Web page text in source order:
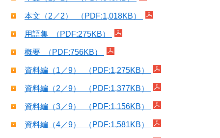
本文（2／2） （PDF:1,018KB）
用語集 （PDF:275KB）
概要 （PDF:756KB）
資料編（1／9） （PDF:1,275KB）
資料編（2／9） （PDF:1,377KB）
資料編（3／9） （PDF:1,156KB）
資料編（4／9） （PDF:1,581KB）